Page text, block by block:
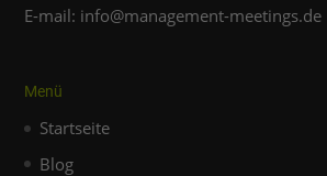
E-mail: info@management-meetings.de
Menü
Startseite
Blog